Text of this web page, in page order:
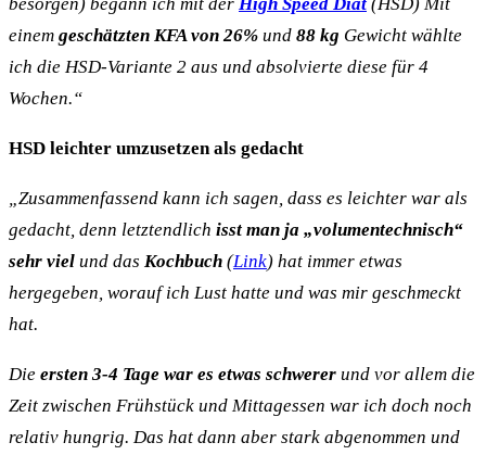
einem geschätzten KFA von 26% und 88 kg Gewicht wählte
ich die HSD-Variante 2 aus und absolvierte diese für 4
Wochen.“
HSD leichter umzusetzen als gedacht
„Zusammenfassend kann ich sagen, dass es leichter war als
gedacht, denn letztendlich isst man ja „volumentechnisch“
sehr viel und das Kochbuch (Link) hat immer etwas
hergegeben, worauf ich Lust hatte und was mir geschmeckt
hat.
Die ersten 3-4 Tage war es etwas schwerer und vor allem die
Zeit zwischen Frühstück und Mittagessen war ich doch noch
relativ hungrig. Das hat dann aber stark abgenommen und